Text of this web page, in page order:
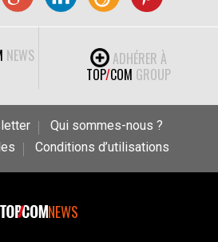
NEWS
ADHÉRER À
TOP/COM GROUP
Qui sommes-nous ?
Conditions d’utilisations
NEWS